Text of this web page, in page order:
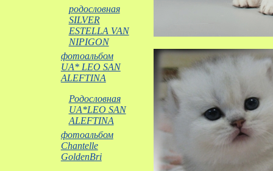
родословная
SILVER
ESTELLA VAN
NIPIGON
фотоальбом
UA* LEO SAN
ALEFTINA
Родословная
UA*LEO SAN
ALEFTINA
фотоальбом
Chantelle
GoldenBri